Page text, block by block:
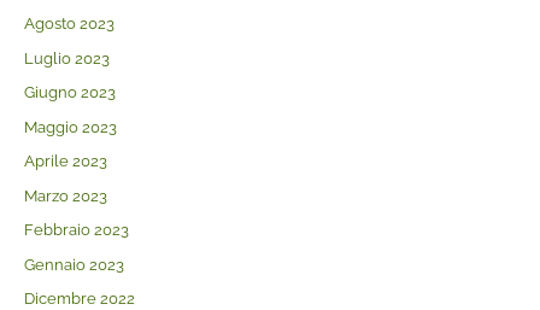
Agosto 2023
Luglio 2023
Giugno 2023
Maggio 2023
Aprile 2023
Marzo 2023
Febbraio 2023
Gennaio 2023
Dicembre 2022